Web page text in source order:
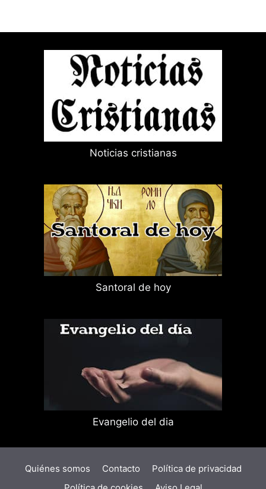
Noticias cristianas
Santoral de hoy
Evangelio del dia
Quiénes somos Contacto
Política de privacidad